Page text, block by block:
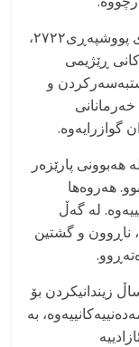
بە پێی ئەم ڕاپۆرتە، ناوبراو لە ڕێکەوتی ٧ی پووشپەڕی٢٧٢٢،
ڕێژیمی
و
بە دانانی بارمتە، دواجار لە ٣ی خەرمانانی
گوازرایەوە.
هەبوونی پارێزەر
هەروەها
لە گەڵ
ناڕوون و گشتین
ئاماژە بەوە بکرێت کە سزای ١٠ ساڵ زیندانیکردن بۆ
بە